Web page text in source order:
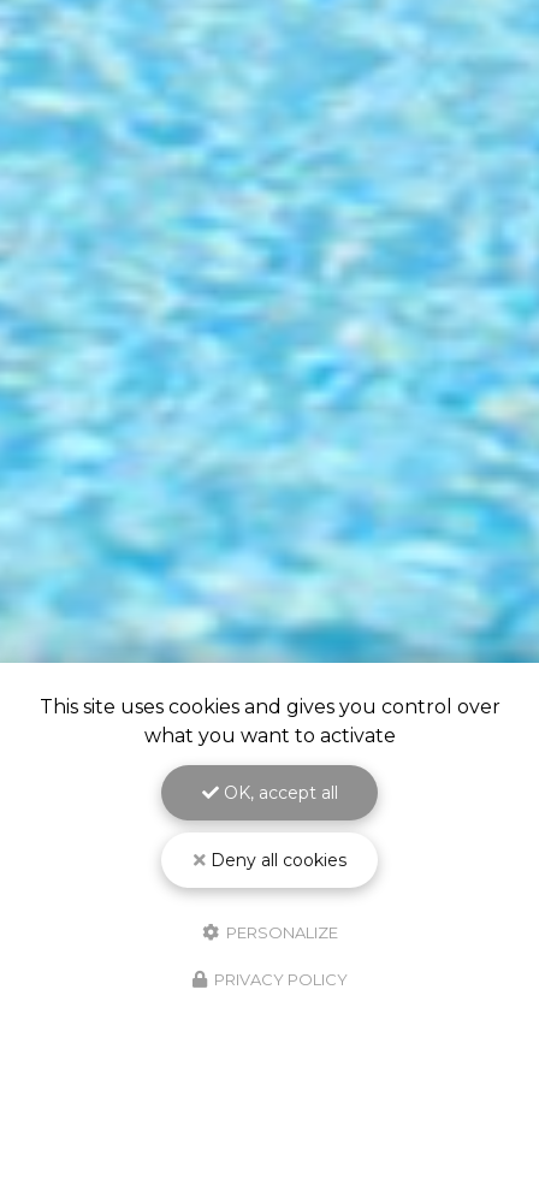
This site uses cookies and gives you control over
what you want to activate
OK, accept all
Deny all cookies
PERSONALIZE
PRIVACY POLICY